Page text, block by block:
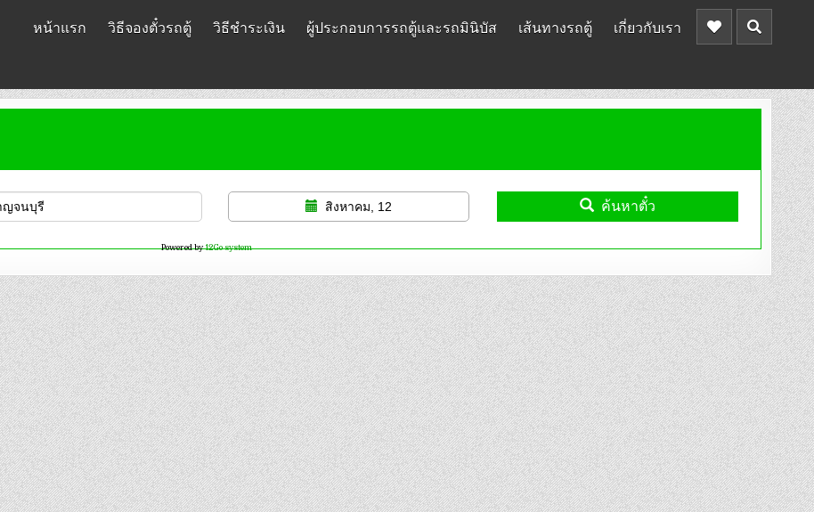
หน้าแรก วิธีจองตั๋วรถตู้ วิธีชำระเงิน ผู้ประกอบการรถตู้และรถมินิบัส เส้นทางรถตู้ เกี่ยวกับเรา
สิงหาคม, 12 ค้นหาตั๋ว
Powered by12Go system